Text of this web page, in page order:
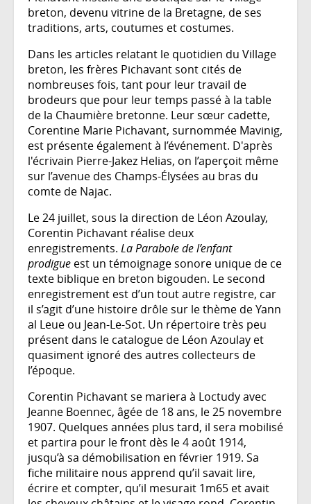
breton, devenu vitrine de la Bretagne, de ses
traditions, arts, coutumes et costumes.
Dans les articles relatant le quotidien du Village
breton, les frères Pichavant sont cités de
nombreuses fois, tant pour leur travail de
brodeurs que pour leur temps passé à la table
de la Chaumière bretonne. Leur sœur cadette,
Corentine Marie Pichavant, surnommée Mavinig,
est présente également à l’événement. D'après
l'écrivain Pierre-Jakez Helias, on l’aperçoit même
sur l’avenue des Champs-Élysées au bras du
comte de Najac.
Le 24 juillet, sous la direction de Léon Azoulay,
Corentin Pichavant réalise deux
enregistrements. La Parabole de l’enfant
prodigue est un témoignage sonore unique de ce
texte biblique en breton bigouden. Le second
enregistrement est d’un tout autre registre, car
il s’agit d’une histoire drôle sur le thème de Yann
al Leue ou Jean-Le-Sot. Un répertoire très peu
présent dans le catalogue de Léon Azoulay et
quasiment ignoré des autres collecteurs de
l’époque.
Corentin Pichavant se mariera à Loctudy avec
Jeanne Boennec, âgée de 18 ans, le 25 novembre
1907. Quelques années plus tard, il sera mobilisé
et partira pour le front dès le 4 août 1914,
jusqu’à sa démobilisation en février 1919. Sa
fiche militaire nous apprend qu’il savait lire,
écrire et compter, qu’il mesurait 1m65 et avait